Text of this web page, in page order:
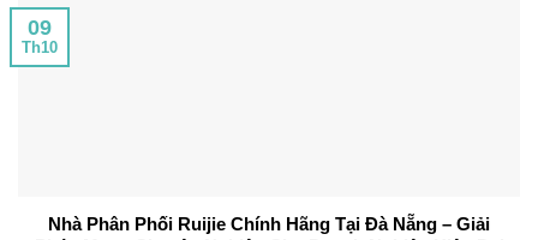
Nhà Phân Phối Ruijie Chính Hãng Tại Đà Nẵng – Giải
09
Th10